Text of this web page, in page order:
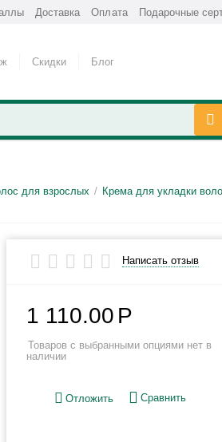
Доставка Оплата Подарочные
Скидки Блог
для взрослых / Крема для укладки
Написать отзыв
1 110.00 Р
Товаров с выбранными опциями нет в
наличии
Отложить Сравнить